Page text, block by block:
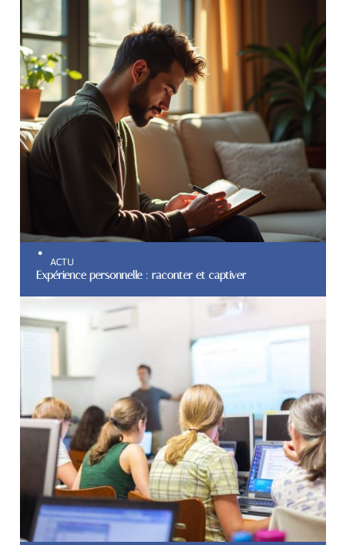
ACTU
Expérience personnelle : raconter et captiver